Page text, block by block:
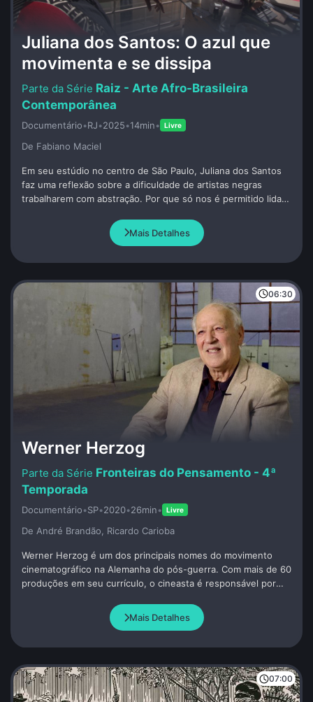
Juliana dos Santos: O azul que
movimenta e se dissipa
Raiz - Arte Afro-Brasileira
Contemporânea
Documentário•RJ•2025•14min• Livre
De Fabiano Maciel
Em seu estúdio no centro de São Paulo, Juliana dos Santos
faz uma reflexão sobre a dificuldade de artistas negras
trabalharem com abstração. Por que só nos é permitido lidar
Mais Detalhes
06:30
Werner Herzog
Fronteiras do Pensamento - 4ª
Temporada
Documentário•SP•2020•26min• Livre
De André Brandão, Ricardo Carioba
Werner Herzog é um dos principais nomes do movimento
cinematográfico na Alemanha do pós-guerra. Com mais de 60
produções em seu currículo, o cineasta é responsável por
homem-urso. Sua abordagem autêntica e, por vezes,
polêmica tornou-o mundialmente conhecido: ele escreve,
desafios extremos a` equipe. Em “Fronteiras do
Pensamento”, Herzog resgata sua própria história, sua
relação com o cinema e elabora reflexões profundas sobre o
Mais Detalhes
07:00